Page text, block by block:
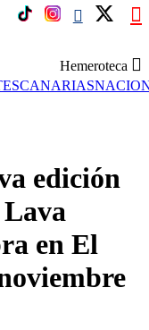
Hemeroteca
CANARIAS
edición
en El